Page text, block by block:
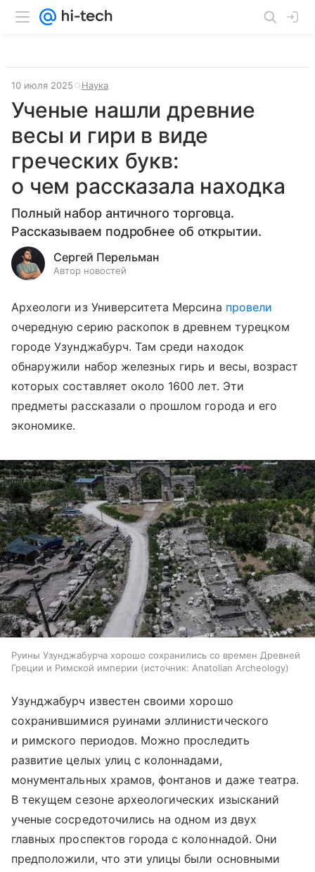
10 июля 2025 Наука
Ученые нашли древние
весы и гири в виде
греческих букв:
о чем рассказала находка
Полный набор античного торговца.
Рассказываем подробнее об открытии.
Сергей Перельман
Автор новостей
Археологи из Университета Мерсина провели
очередную серию раскопок в древнем турецком
городе Узунджабурч. Там среди находок
обнаружили набор железных гирь и весы, возраст
которых составляет около 1600 лет. Эти
предметы рассказали о прошлом города и его
экономике.
Руины Узунджабурча хорошо сохранились со времен Древней
Греции и Римской империи
источник: Anatolian Archeology
Узунджабурч известен своими хорошо
сохранившимися руинами эллинистического
и римского периодов. Можно проследить
развитие целых улиц с колоннадами,
монументальных храмов, фонтанов и даже театра.
В текущем сезоне археологических изысканий
ученые сосредоточились на одном из двух
главных проспектов города с колоннадой. Они
предположили, что эти улицы были основными